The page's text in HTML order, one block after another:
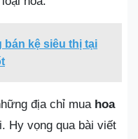
bán kệ siêu thị tại
địa chỉ mua hoa
Hy vọng qua bài viết